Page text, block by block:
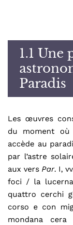
1.1 Une
Paradis
Les œuvres
du moment où
accède au
par l’astre
aux vers Par. I,
foci / la
quattro cerchi
corso e con
mondana cera